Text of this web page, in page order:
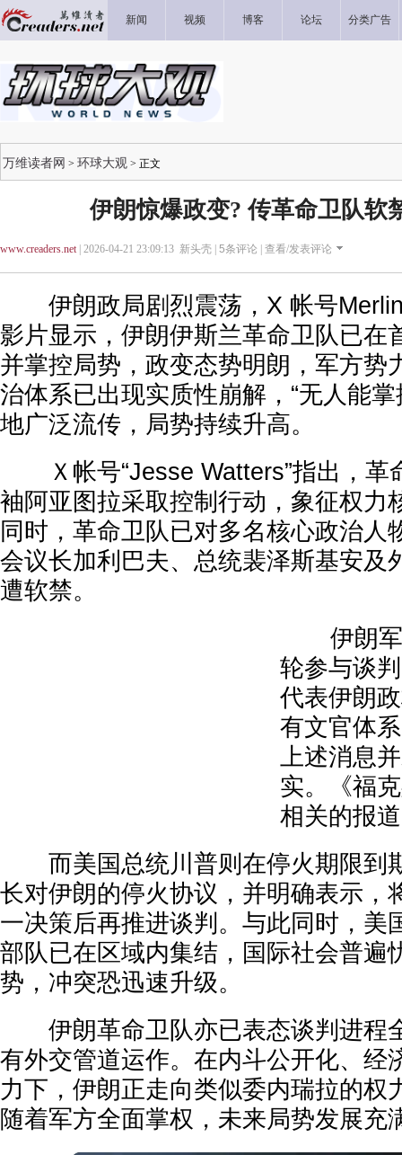
新闻 视频 博客 论坛 分类广告
万维读者网 > 环球大观 > 正文
伊朗惊爆政变? 传革命卫队软
www.creaders.net| 2026-04-21 23:09:13 新头壳 | 5条评论 | 查看/发表评论
伊朗政局剧烈震荡，X 帐号
影片显示，伊朗伊斯兰革命卫队已在
并掌控局势，政变态势明朗，军方势
治体系已出现实质性崩解，“无人能
地广泛流传，局势持续升高。
Ｘ帐号“Jesse Watters”指出，革
袖阿亚图拉采取控制行动，象征权力
同时，革命卫队已对多名核心政治人
会议长加利巴夫、总统裴泽斯基安及
遭软禁。
伊朗军
轮参与谈
代表伊朗
有文官体
上述消息
实。《福
相关的报
而美国总统川普则在停火期限到
长对伊朗的停火协议，并明确表示，
一决策后再推进谈判。与此同时，美
部队已在区域内集结，国际社会普遍
势，冲突恐迅速升级。
伊朗革命卫队亦已表态谈判进程
有外交管道运作。在内斗公开化、经
力下，伊朗正走向类似委内瑞拉的权
随着军方全面掌权，未来局势发展充